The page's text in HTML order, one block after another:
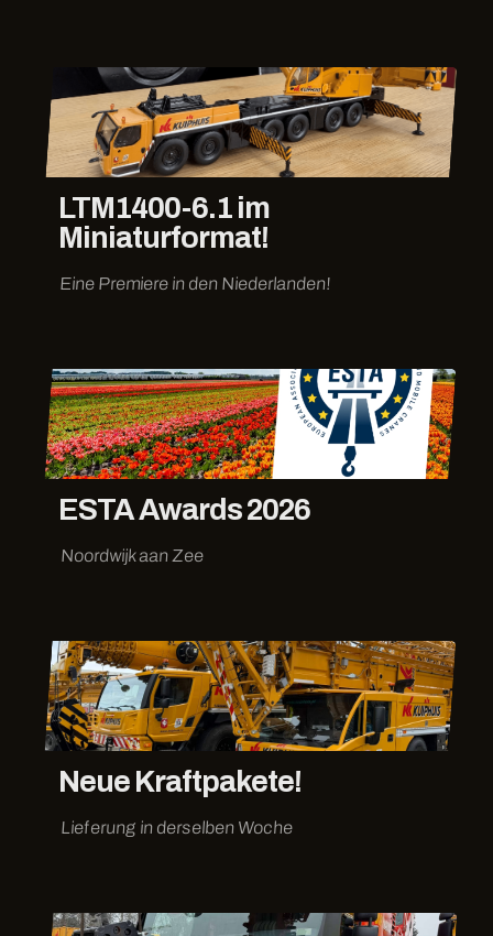
LTM1400-6.1 im
Miniaturformat!
Eine Premiere in den Niederlanden!
ESTA Awards 2026
Noordwijk aan Zee
Neue Kraftpakete!
Lieferung in derselben Woche